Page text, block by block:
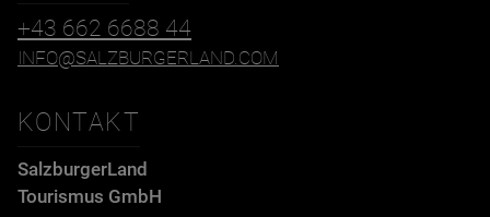
+43 662 6688 44
INFO@SALZBURGERLAND.COM
KONTAKT
SalzburgerLand
Tourismus GmbH